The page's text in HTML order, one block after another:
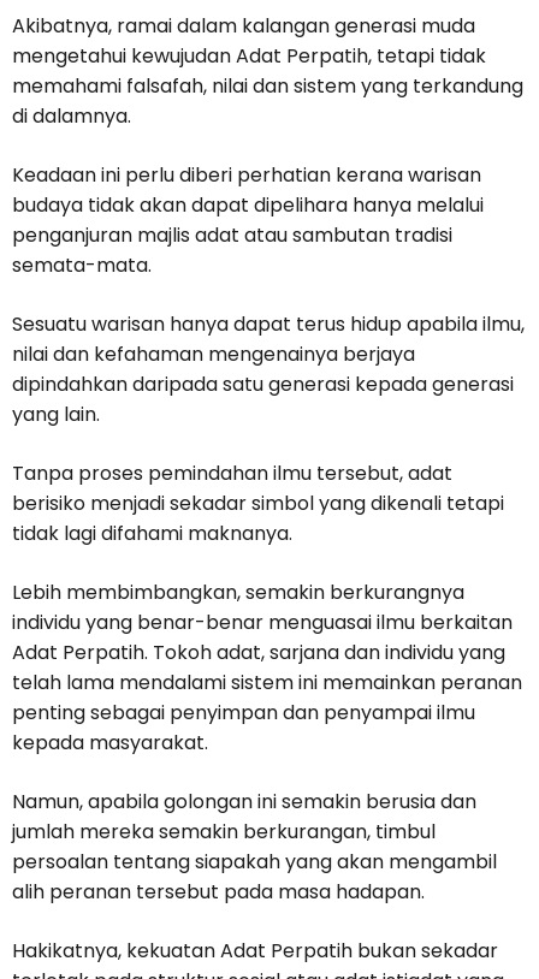
Akibatnya, ramai dalam kalangan generasi muda
mengetahui kewujudan Adat Perpatih, tetapi tidak
memahami falsafah, nilai dan sistem yang terkandung
di dalamnya.
Keadaan ini perlu diberi perhatian kerana warisan
budaya tidak akan dapat dipelihara hanya melalui
penganjuran majlis adat atau sambutan tradisi
semata-mata.
Sesuatu warisan hanya dapat terus hidup apabila ilmu,
nilai dan kefahaman mengenainya berjaya
dipindahkan daripada satu generasi kepada generasi
yang lain.
Tanpa proses pemindahan ilmu tersebut, adat
berisiko menjadi sekadar simbol yang dikenali tetapi
tidak lagi difahami maknanya.
Lebih membimbangkan, semakin berkurangnya
individu yang benar-benar menguasai ilmu berkaitan
Adat Perpatih. Tokoh adat, sarjana dan individu yang
telah lama mendalami sistem ini memainkan peranan
penting sebagai penyimpan dan penyampai ilmu
kepada masyarakat.
Namun, apabila golongan ini semakin berusia dan
jumlah mereka semakin berkurangan, timbul
persoalan tentang siapakah yang akan mengambil
alih peranan tersebut pada masa hadapan.
Hakikatnya, kekuatan Adat Perpatih bukan sekadar